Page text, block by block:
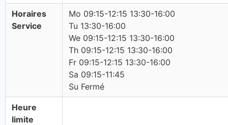
Horaires
Service
Mo 09:15-12:15 13:30-16:00
Tu 13:30-16:00
We 09:15-12:15 13:30-16:00
Th 09:15-12:15 13:30-16:00
Fr 09:15-12:15 13:30-16:00
Sa 09:15-11:45
Su Fermé
Heure
limite